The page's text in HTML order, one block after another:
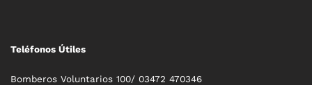
Teléfonos Útiles
Bomberos Voluntarios 100/ 03472 470346